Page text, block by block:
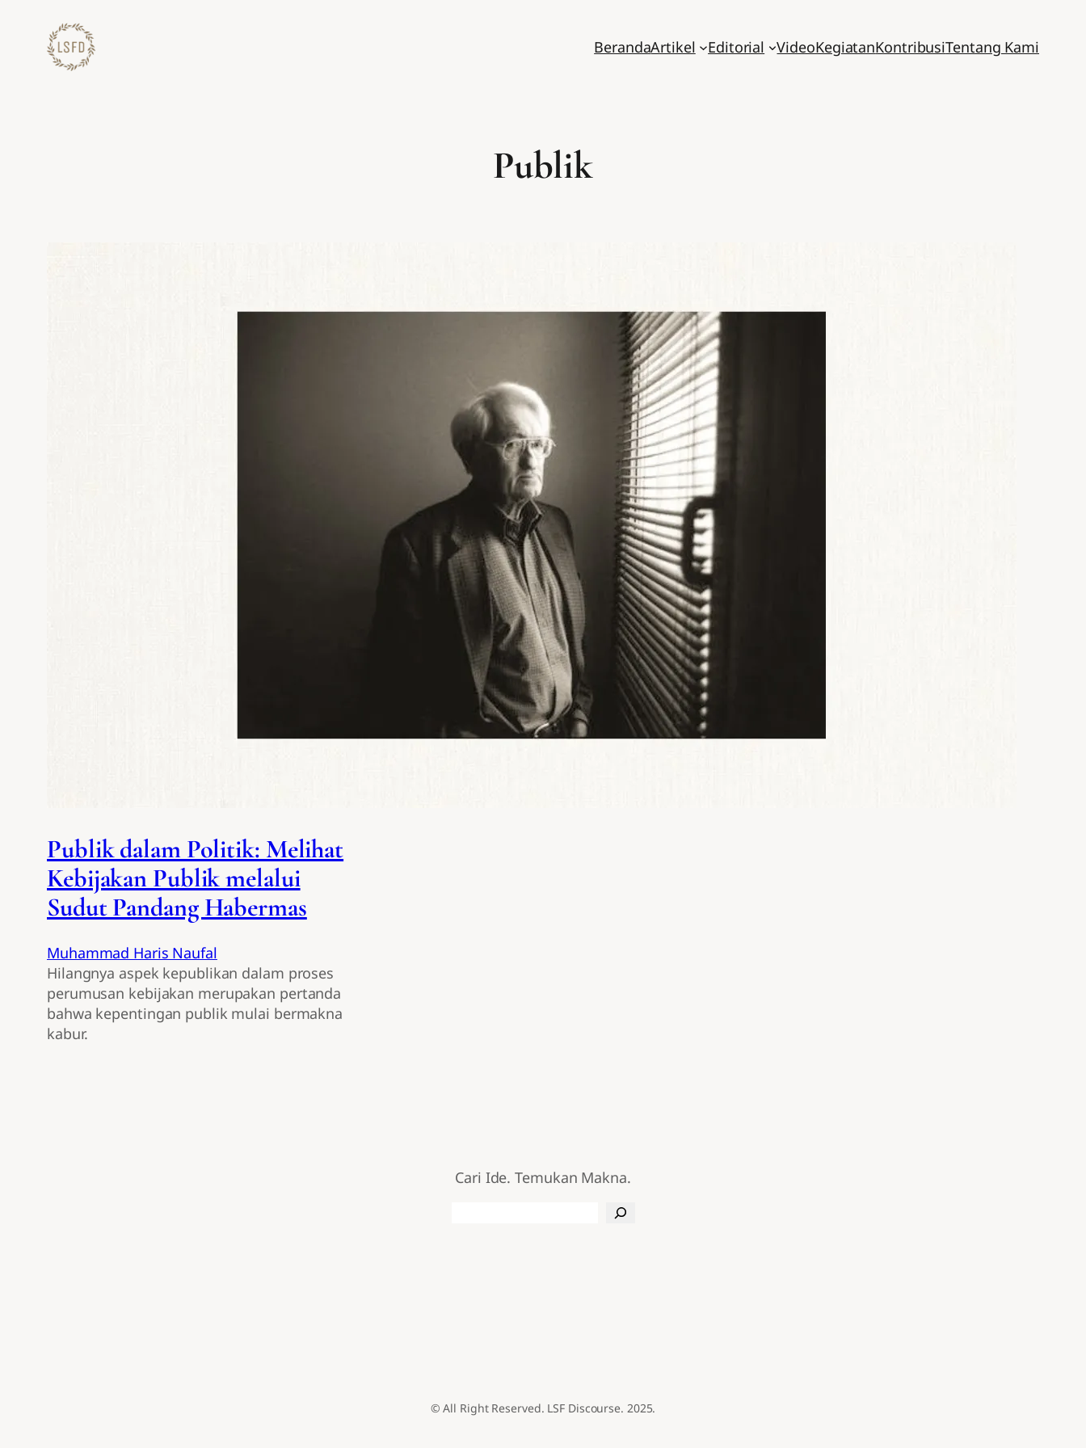
konten
BerandaArtikel Editorial VideoKegiatanKontribusiTentang Kami
Publik
Publik dalam Politik: Melihat
Kebijakan Publik melalui
Sudut Pandang Habermas
Muhammad Haris Naufal
Hilangnya aspek kepublikan dalam proses
perumusan kebijakan merupakan pertanda
bahwa kepentingan publik mulai bermakna
kabur.
Cari Ide. Temukan Makna.
© All Right Reserved. LSF Discourse. 2025.